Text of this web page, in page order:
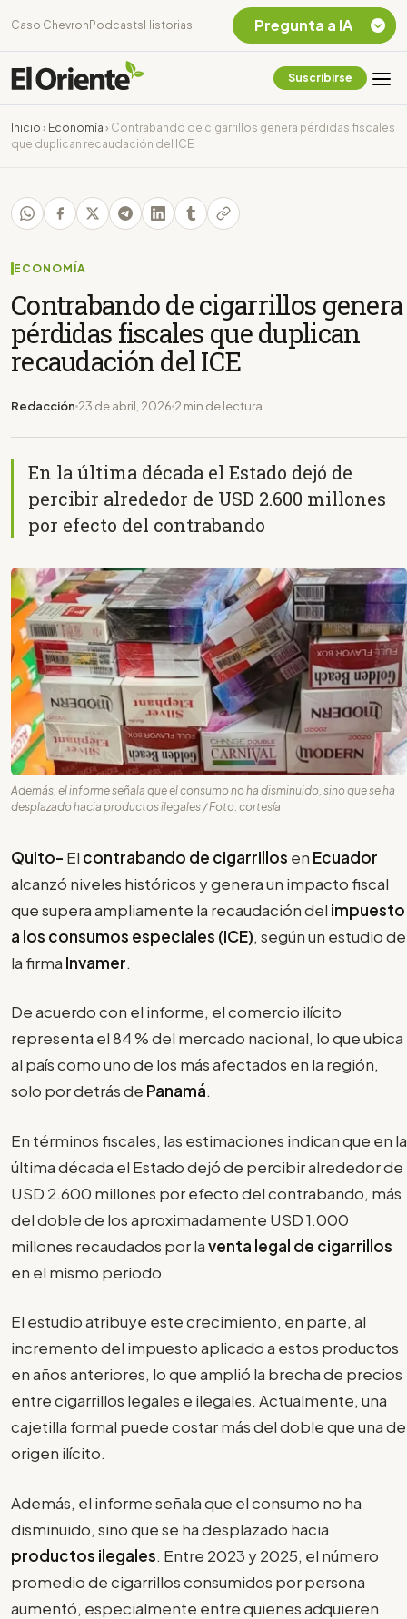
Caso Chevron Podcasts Historias
Suscribirse
Inicio › Economía › Contrabando de cigarrillos genera pérdidas fiscales
que duplican recaudación del ICE
ECONOMÍA
Contrabando de cigarrillos genera
pérdidas fiscales que duplican
recaudación del ICE
Redacción 23 de abril, 2026 2 min de lectura
En la última década el Estado dejó de
percibir alrededor de USD 2.600 millones
por efecto del contrabando
Además, el informe señala que el consumo no ha disminuido, sino que se ha
desplazado hacia productos ilegales / Foto: cortesía
Quito- El contrabando de cigarrillos en Ecuador
alcanzó niveles históricos y genera un impacto fiscal
que supera ampliamente la recaudación del impuesto
a los consumos especiales (ICE), según un estudio de
la firma Invamer.
De acuerdo con el informe, el comercio ilícito
representa el 84 % del mercado nacional, lo que ubica
al país como uno de los más afectados en la región,
solo por detrás de Panamá.
En términos fiscales, las estimaciones indican que en la
última década el Estado dejó de percibir alrededor de
USD 2.600 millones por efecto del contrabando, más
del doble de los aproximadamente USD 1.000
millones recaudados por laventa legal de cigarrillos
en el mismo periodo.
El estudio atribuye este crecimiento, en parte, al
incremento del impuesto aplicado a estos productos
en años anteriores, lo que amplió la brecha de precios
entre cigarrillos legales e ilegales. Actualmente, una
cajetilla formal puede costar más del doble que una de
origen ilícito.
Además, el informe señala que el consumo no ha
disminuido, sino que se ha desplazado hacia
productos ilegales. Entre 2023 y 2025, el número
promedio de cigarrillos consumidos por persona
aumentó, especialmente entre quienes adquieren
Pregunta a IA
Chevron Ecuador